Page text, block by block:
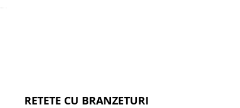
RETETE CU BRANZETURI